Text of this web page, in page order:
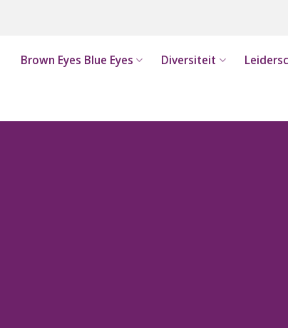
Brown Eyes Blue Eyes Diversiteit